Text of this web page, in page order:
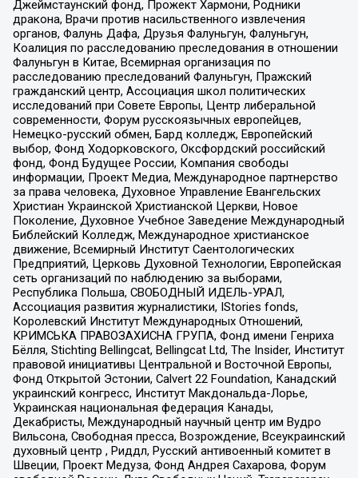
Джеймстаунский фонд, Прожект Хармони, Родники
дракона, Врачи против насильственного извлечения
органов, Фалунь Дафа, Друзья Фалуньгун, Фалуньгун,
Коалиция по расследованию преследования в отношении
Фалуньгун в Китае, Всемирная организация по
расследованию преследований Фалуньгун, Пражский
гражданский центр, Ассоциация школ политических
исследований при Совете Европы, Центр либеральной
современности, Форум русскоязычных европейцев,
Немецко-русский обмен, Бард колледж, Европейский
выбор, Фонд Ходорковского, Оксфордский российский
фонд, Фонд Будущее России, Компания свободы
информации, Проект Медиа, Международное партнерство
за права человека, Духовное Управление Евангельских
Христиан Украинской Христианской Церкви, Новое
Поколение, Духовное Учебное Заведение Международный
Библейский Колледж, Международное христианское
движение, Всемирный Институт Саентологических
Предприятий, Церковь Духовной Технологии, Европейская
сеть организаций по наблюдению за выборами,
Республика Польша, СВОБОДНЫЙ ИДЕЛЬ-УРАЛ,
Ассоциация развития журналистики, IStories fonds,
Королевский Институт Международных Отношений,
КРИМСЬКА ПРАВОЗАХИСНА ГРУПА, Фонд имени Генриха
Бёлля, Stichting Bellingcat, Bellingcat Ltd, The Insider, Институт
правовой инициативы Центральной и Восточной Европы,
Фонд Открытой Эстонии, Calvert 22 Foundation, Канадский
украинский конгресс, Институт Макдональда-Лорье,
Украинская национальная федерация Канады,
Декабристы, Международный научный центр им Вудро
Вильсона, Свободная пресса, Возрождение, Всеукраинский
духовный центр , Риддл, Русский антивоенный комитет в
Швеции, Проект Медуза, Фонд Андрея Сахарова, Форум